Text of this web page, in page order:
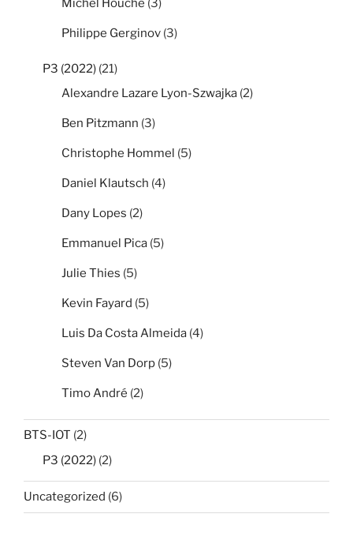
Michel Houche (3)
Philippe Gerginov (3)
P3 (2022) (21)
Alexandre Lazare Lyon-Szwajka (2)
Ben Pitzmann (3)
Christophe Hommel (5)
Daniel Klautsch (4)
Dany Lopes (2)
Emmanuel Pica (5)
Julie Thies (5)
Kevin Fayard (5)
Luis Da Costa Almeida (4)
Steven Van Dorp (5)
Timo André (2)
BTS-IOT (2)
P3 (2022) (2)
Uncategorized (6)